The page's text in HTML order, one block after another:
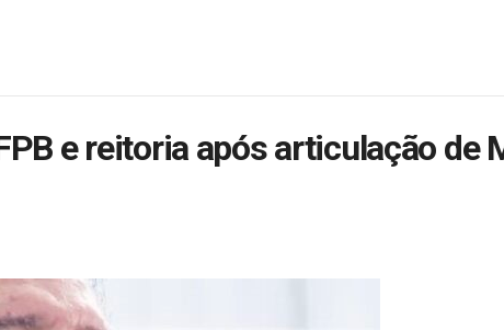
e reitoria após articulação de